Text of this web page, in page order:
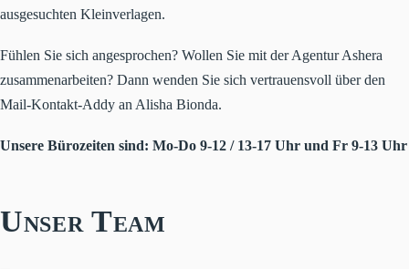
ausgesuchten Kleinverlagen.
Fühlen Sie sich angesprochen? Wollen Sie mit der Agentur Ashera
zusammenarbeiten? Dann wenden Sie sich vertrauensvoll über den
Mail-Kontakt-Addy an Alisha Bionda.
Unsere Bürozeiten sind: Mo-Do 9-12 / 13-17 Uhr und Fr 9-13 Uhr
Unser Team